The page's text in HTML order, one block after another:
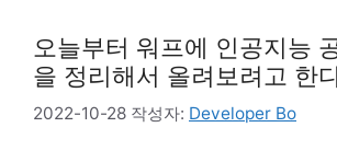
오늘부터 워프에 인공지능
을 정리해서 올려보려고 한
2022-10-28 작성자: Developer Bo